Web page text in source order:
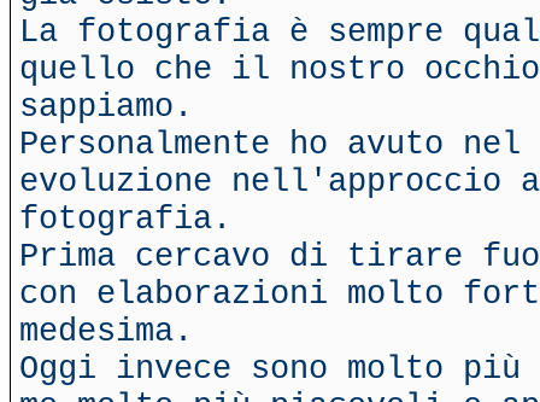
La fotografia è sempre
quello che il nostro
sappiamo.
Personalmente ho avuto
evoluzione nell'approccio
fotografia.
Prima cercavo di tirare
con elaborazioni molto
medesima.
Oggi invece sono molto